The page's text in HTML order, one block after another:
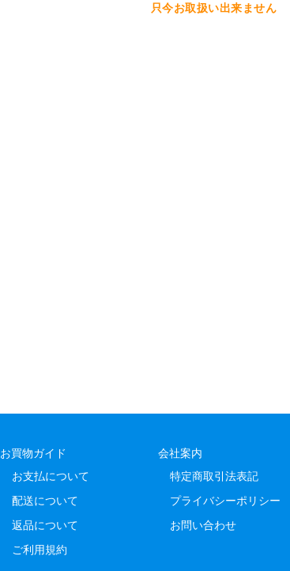
只今お取扱い出来ません
お買物ガイド
お支払について
配送について
返品について
ご利用規約
会社案内
特定商取引法表記
プライバシーポリシー
お問い合わせ